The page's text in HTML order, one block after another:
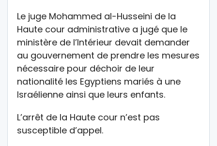
Le juge Mohammed al-Husseini de la
Haute cour administrative a jugé que le
ministère de l’Intérieur devait demander
au gouvernement de prendre les mesures
nécessaire pour déchoir de leur
nationalité les Egyptiens mariés à une
Israélienne ainsi que leurs enfants.
L’arrêt de la Haute cour n’est pas
susceptible d’appel.